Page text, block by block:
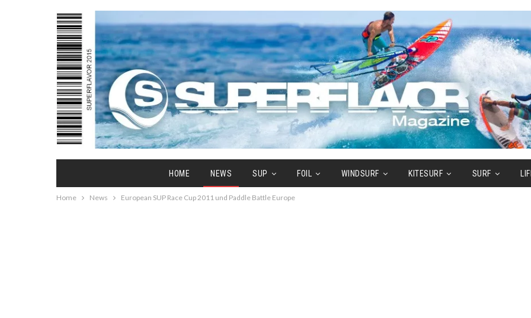
HOME NEWS SUP FOIL WINDSURF KITESURF SURF
Home News European SUP Race Cup 2011 und Paddle Battle Europe